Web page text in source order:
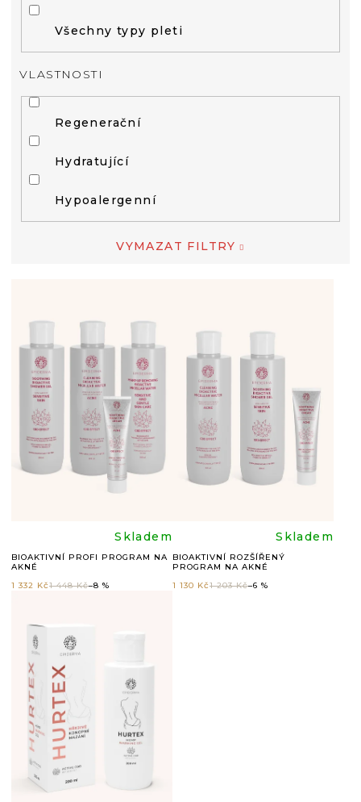
Všechny typy pleti
VLASTNOSTI
Regenerační
Hydratující
Hypoalergenní
VYMAZAT FILTRY
P
O
K
T
BIOAKTIVNÍ PROFI PROGRAM NA
AKNÉ
Průměrné
hodnocení
produktu
je
4,5
z
5
Skladem
1 332 Kč1 448 Kč–8 %
BIOAKTIVNÍ ROZŠÍŘENÝ
PROGRAM NA AKNÉ
Skladem
1 130 Kč1 203 Kč–6 %